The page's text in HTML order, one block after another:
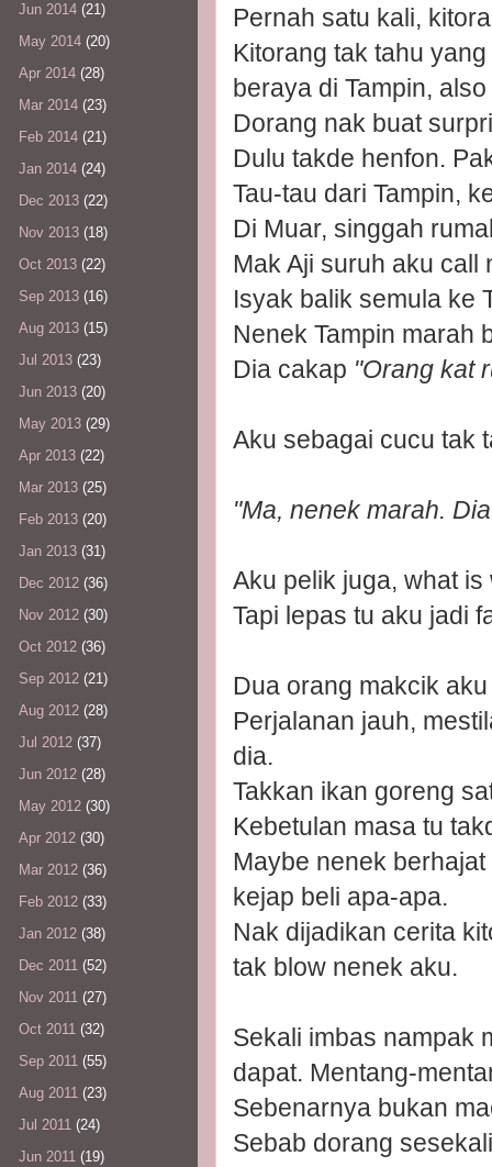
Pernah satu kali,
Kitorang tak tahu
beraya di Tampin,
Dorang nak buat
Dulu takde henfon.
Tau-tau dari Tampin,
Di Muar, singgah
Mak Aji suruh aku call
Isyak balik semula ke
Nenek Tampin marah
Dia cakap "Orang kat
Aku sebagai cucu tak
"Ma, nenek marah.
Aku pelik juga, what
Tapi lepas tu aku jadi
Dua orang makcik
Perjalanan jauh,
dia.
Takkan ikan goreng
Kebetulan masa tu
Maybe nenek
kejap beli apa-apa.
Nak dijadikan cerita
tak blow nenek aku.
Sekali imbas nampak
dapat. Mentang-
Sebenarnya bukan
Sebab dorang
Jun 2014 (21)
May 2014 (20)
Apr 2014 (28)
Mar 2014 (23)
Feb 2014 (21)
Jan 2014 (24)
Dec 2013 (22)
Nov 2013 (18)
Oct 2013 (22)
Sep 2013 (16)
Aug 2013 (15)
Jul 2013 (23)
Jun 2013 (20)
May 2013 (29)
Apr 2013 (22)
Mar 2013 (25)
Feb 2013 (20)
Jan 2013 (31)
Dec 2012 (36)
Nov 2012 (30)
Oct 2012 (36)
Sep 2012 (21)
Aug 2012 (28)
Jul 2012 (37)
Jun 2012 (28)
May 2012 (30)
Apr 2012 (30)
Mar 2012 (36)
Feb 2012 (33)
Jan 2012 (38)
Dec 2011 (52)
Nov 2011 (27)
Oct 2011 (32)
Sep 2011 (55)
Aug 2011 (23)
Jul 2011 (24)
Jun 2011 (19)